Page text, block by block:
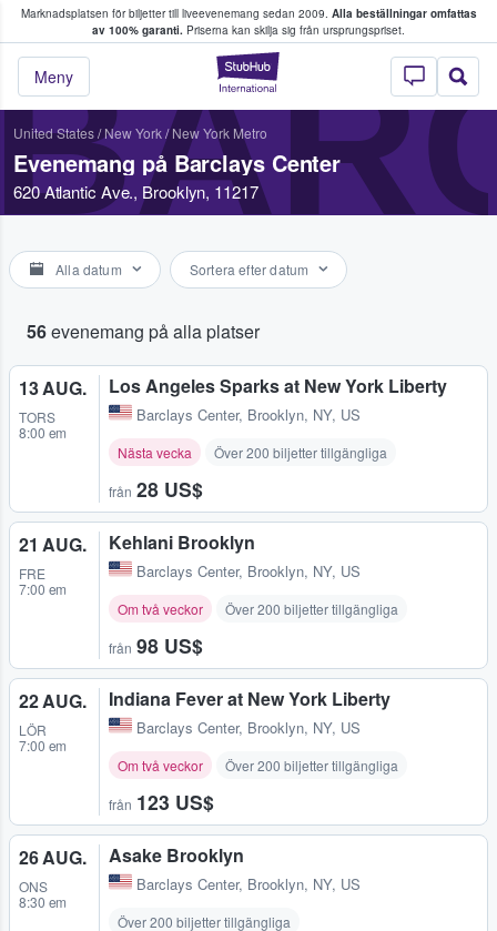
Marknadsplatsen för biljetter till liveevenemang sedan 2009. Alla beställningar omfattas
av 100% garanti. Priserna kan skilja sig från ursprungspriset.
StubHub – där
Meny
köper och säljer biljetter.
United States/ New York/ New York Metro
Evenemang på Barclays Center
620 Atlantic Ave., Brooklyn, 11217
Alla datum Sortera efter datum
56evenemang på alla platser
13 AUG.
TORS
8:00 em
Los Angeles Sparks at New York Liberty
Barclays Center, Brooklyn, NY, US
Nästa vecka Över 200 biljetter tillgängliga
från 28 US$
21 AUG.
FRE
7:00 em
Kehlani Brooklyn
Barclays Center, Brooklyn, NY, US
Om två veckor Över 200 biljetter tillgängliga
från 98 US$
22 AUG.
LÖR
7:00 em
Indiana Fever at New York Liberty
Barclays Center, Brooklyn, NY, US
Om två veckor Över 200 biljetter tillgängliga
från 123 US$
26 AUG.
ONS
8:30 em
Asake Brooklyn
Barclays Center, Brooklyn, NY, US
Över 200 biljetter tillgängliga